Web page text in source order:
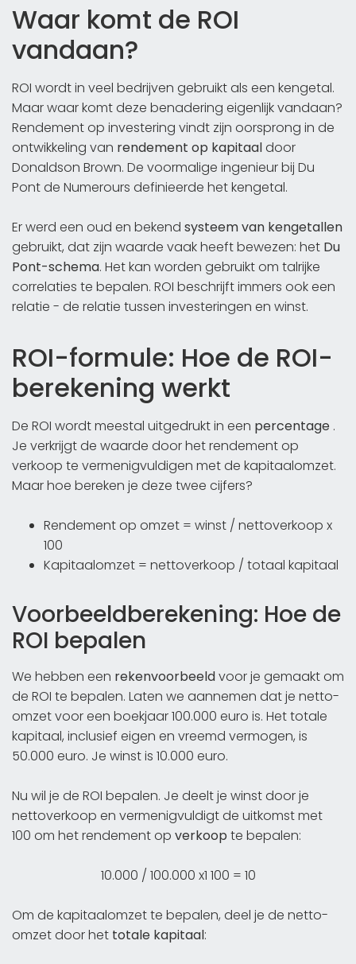
Waar komt de ROI
vandaan?
ROI wordt in veel bedrijven gebruikt als een kengetal.
Maar waar komt deze benadering eigenlijk vandaan?
Rendement op investering vindt zijn oorsprong in de
ontwikkeling van rendement op kapitaaldoor
Donaldson Brown. De voormalige ingenieur bij Du
Pont de Numerours definieerde het kengetal.
Er werd een oud en bekend systeem van kengetallen
gebruikt, dat zijn waarde vaak heeft bewezen: het Du
Pont-schema. Het kan worden gebruikt om talrijke
correlaties te bepalen. ROI beschrijft immers ook een
relatie - de relatie tussen investeringen en winst.
ROI-formule: Hoe de ROI-
berekening werkt
De ROI wordt meestal uitgedrukt in een percentage .
Je verkrijgt de waarde door het rendement op
verkoop te vermenigvuldigen met de kapitaalomzet.
Maar hoe bereken je deze twee cijfers?
Rendement op omzet = winst / nettoverkoop x
100
Kapitaalomzet = nettoverkoop / totaal kapitaal
Voorbeeldberekening: Hoe de
ROI bepalen
We hebben een rekenvoorbeeldvoor je gemaakt om
de ROI te bepalen. Laten we aannemen dat je netto-
omzet voor een boekjaar 100.000 euro is. Het totale
kapitaal, inclusief eigen en vreemd vermogen, is
50.000 euro. Je winst is 10.000 euro.
Nu wil je de ROI bepalen. Je deelt je winst door je
nettoverkoop en vermenigvuldigt de uitkomst met
100 om het rendement op verkoop te bepalen:
10.000 / 100.000 x1 100 = 10
Om de kapitaalomzet te bepalen, deel je de netto-
omzet door het totale kapitaal: